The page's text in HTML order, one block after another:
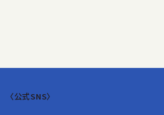
〈公式SNS〉